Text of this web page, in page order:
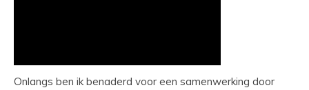
Onlangs ben ik benaderd voor een samenwerking door